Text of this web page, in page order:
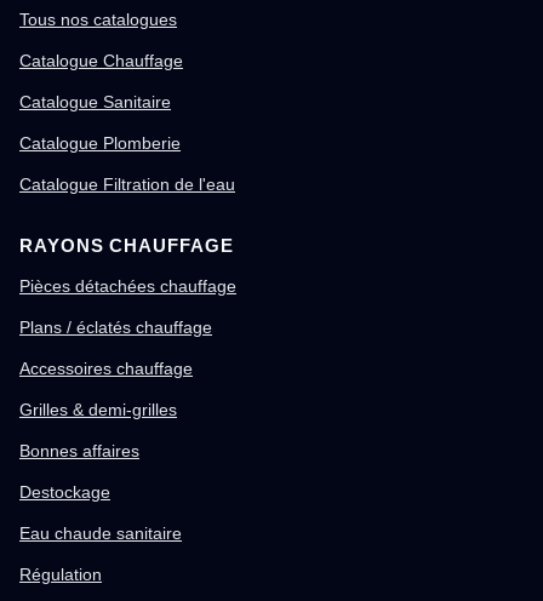
Tous nos catalogues
Catalogue Chauffage
Catalogue Sanitaire
Catalogue Plomberie
Catalogue Filtration de l'eau
RAYONS CHAUFFAGE
Pièces détachées chauffage
Plans / éclatés chauffage
Accessoires chauffage
Grilles & demi-grilles
Bonnes affaires
Destockage
Eau chaude sanitaire
Régulation